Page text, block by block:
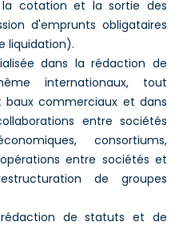
la cotation et la sortie des
d'emprunts obligataires
liquidation).
dans la rédaction de
internationaux, tout
commerciaux et dans
entre sociétés
consortiums,
entre sociétés et
de groupes
de statuts et de